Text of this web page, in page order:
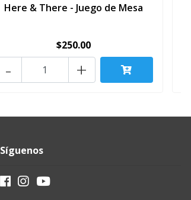
Here & There - Juego de Mesa
$250.00
+
-
Síguenos